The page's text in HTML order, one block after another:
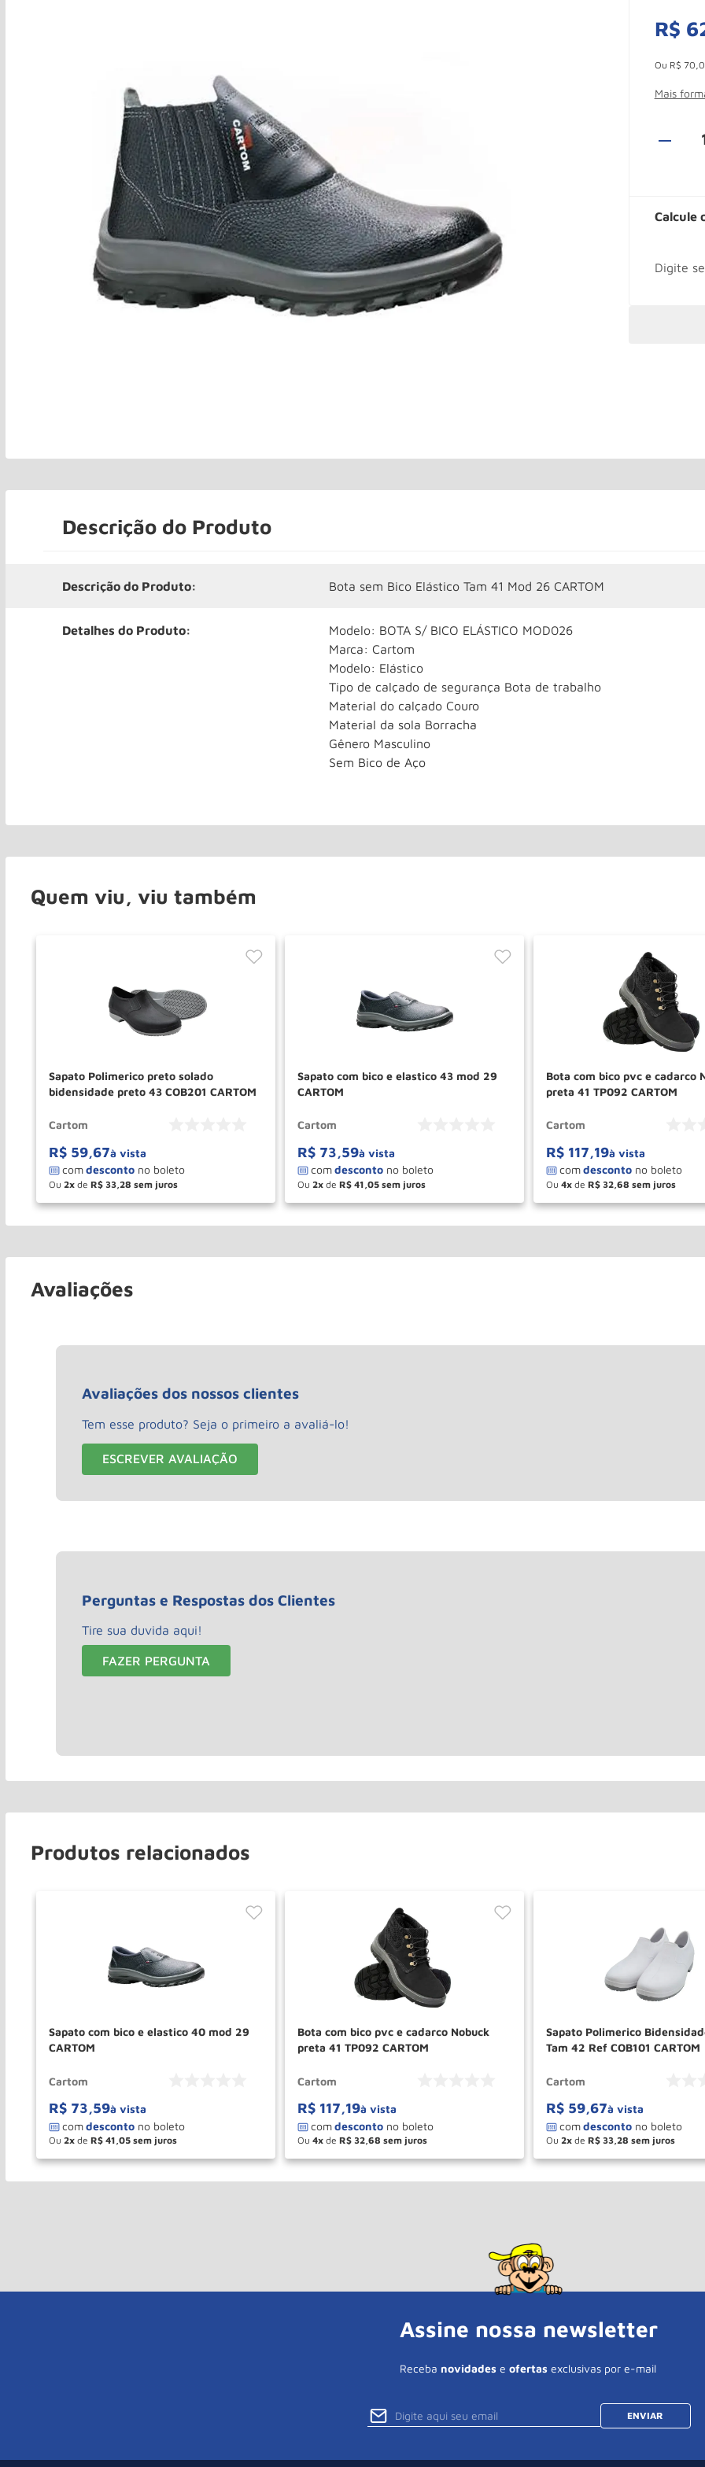
R$
Ou R$ 70
Mais
Calcule
Descrição do Produto
Descrição do Produto: Bota sem Bico Elástico Tam 41 Mod 26 CARTOM
Detalhes do Produto:
Modelo: BOTA S/ BICO ELÁSTICO MOD026
Marca: Cartom
Modelo: Elástico
Tipo de calçado de segurança Bota de trabalho
Material do calçado Couro
Material da sola Borracha
Gênero Masculino
Sem Bico de Aço
Quem viu, viu também
Sapato Polimerico preto solado
bidensidade preto 43 COB201 CARTOM
Cartom
R$ 59,67à vista
Ou 2 de R$ 33 28
＋
－ COMPRAR
Sapato com bico e elastico 43 mod 29
CARTOM
Cartom
R$ 73,59à vista
Ou 2 de R$ 41 05
＋
－ COMPRAR
Bota com bico pvc e cadarco
preta 41 TP092 CARTOM
Cartom
R$ 117,19à vista
Ou 4 de R$ 32 68
＋
－
Avaliações
Avaliações dos nossos clientes
Tem esse produto? Seja o primeiro a avaliá-lo!
ESCREVER AVALIAÇÃO
Perguntas e Respostas dos Clientes
Tire sua duvida aqui!
FAZER PERGUNTA
Produtos relacionados
Sapato com bico e elastico 40 mod 29
CARTOM
Cartom
R$ 73,59à vista
Ou 2 de R$ 41,05
＋
－ COMPRAR
Bota com bico pvc e cadarco Nobuck
preta 41 TP092 CARTOM
Cartom
R$ 117,19à vista
Ou 4 de R$ 32,68
＋
－ COMPRAR
Sapato Polimerico
Tam 42 Ref COB101 CARTOM
Cartom
R$ 59,67à vista
Ou 2 de R$ 33,28
＋
－
Assine nossa newsletter
Receba novidades e ofertas exclusivas por e-mail
ENVIAR